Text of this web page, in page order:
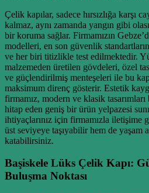
Çelik kapılar, sadece hırsızlığa karşı
kalmaz, aynı zamanda yangın gibi
bir koruma sağlar. Firmamızın
modelleri, en son güvenlik
ve her biri titizlikle test edilmektedir.
malzemeden üretilen gövdeleri, özel
ve güçlendirilmiş menteşeleri ile bu
maksimum direnç gösterir. Estetik
firmamız, modern ve klasik
hitap eden geniş bir ürün yelpazesi
ihtiyaçlarınız için firmamızla iletişime
üst seviyeye taşıyabilir hem de yaşam
katabilirsiniz.
Başiskele Lüks Çelik Kapı:
Buluşma Noktası